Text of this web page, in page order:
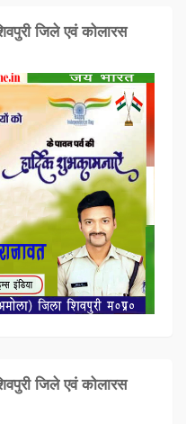
जिले एवं कोलारस
जिले एवं कोलारस